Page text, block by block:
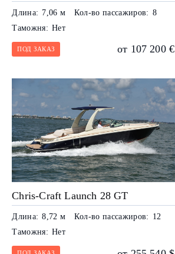
Длина: 7,06 м Кол-во пассажиров: 8
Таможня: Нет
ПОД ЗАКАЗ от 107 200 €
Chris-Craft Launch 28 GT
Длина: 8,72 м Кол-во пассажиров: 12
Таможня: Нет